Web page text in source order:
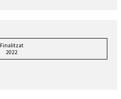
Finalitzat
2022